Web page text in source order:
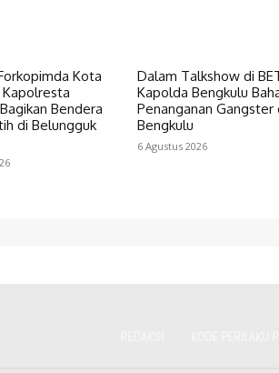
Kota
Kapolresta
Bendera
di Belungguk
Dalam Talkshow di
Kapolda Bengkulu
Penanganan Gangster
Bengkulu
6 Agustus 2026